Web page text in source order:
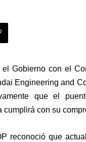
Gobierno con el
Engineering and
que el
con su
reconoció que